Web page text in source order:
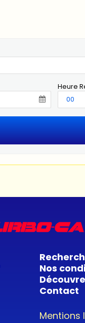
Heure
Nos
Contact
Mentions